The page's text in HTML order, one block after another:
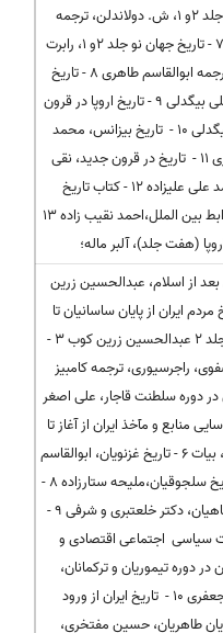
تاریخ جهانی جلد 2و 1، ش. دولاندلن، ترجمه
احمد بهمنش 7 - تاریخ جهان نو جلد 2و 1، رابرت
روزل پالمر، ترجمه ابوالقاسم طاهری 8 - تاریخ
یونان و روم، علی بیگدلی 9 - تاریخ اروپا در قرون
وسطا، علی بیگدلی 10 - تاریخ بیزانس، محمد
امیر شیخ نوری 11 - تاریخ در قرون جدید، نقی
لطفی، محمد علی علیزاده 12 - كتاب تاریخ
دیپلماسی و روابط بین الملل،احمد نقیب زاده 13
(هفت جلد)، آلبر ماله؛
بعد از اسلام، عبدالحسین زرین
مردم ایران از پایان ساسانیان تا
پایان آل بویه جلد 2 عبدالحسین زرین كوب 3 -
راجرسیوری، ترجمه كامبیز
- ایران در دوره سلطنت قاجار، علی اصغر
شناسایی منابع و مآخذ ایران از آغاز تا
سلسله صفویه، بیات 6 - تاریخ غزنویان، ابوالقاسم
فروزانی 7 - تاریخ سلجوقیان،ملیحه ستارزاده 8 -
تاریخ خوارزمشاهیان، دكتر خلعتبری و شرفی 9 -
سیاسی اجتماعی اقتصادی و
در دوره تیموریان و تركمانان،
حسین میرجعفری 10 - تاریخ ایران از ورود
طاهریان، حسین مفتخری،